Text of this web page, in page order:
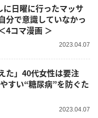
に日曜に行ったマッサ
分で意識していなかっ
4コマ漫画 ＞
2023.04.07
た」40代女性は要注
すい“糖尿病”を防ぐた
2023.04.07